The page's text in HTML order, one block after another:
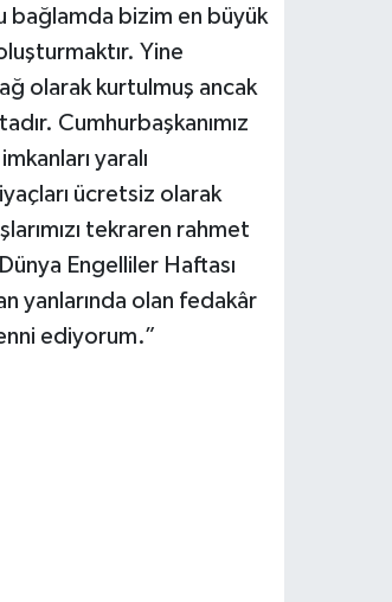
bağlamda bizim en büyük
Yine
olarak kurtulmuş ancak
Cumhurbaşkanımız
yaralı
ücretsiz olarak
tekraren rahmet
Engelliler Haftası
yanlarında olan fedakâr
ediyorum.”